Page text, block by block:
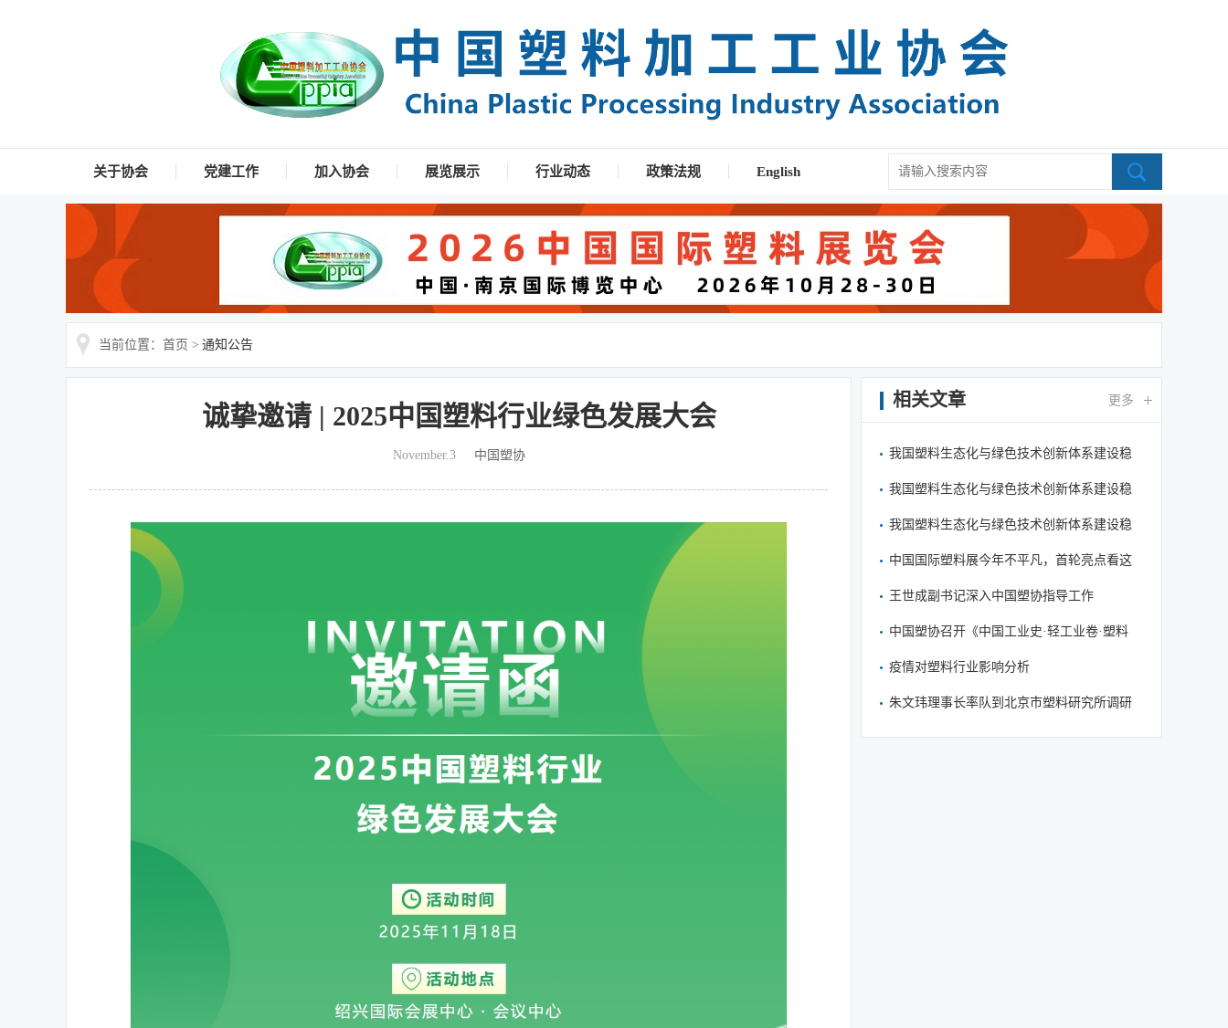
关于协会 党建工作 加入协会 展览展示 行业动态 政策法规 English
当前位置：首页 > 通知公告
诚挚邀请 | 2025中国塑料行业绿色发展大会
November.3 中国塑协
相关文章 更多
我国塑料生态化与绿色技术创新体系建设稳
我国塑料生态化与绿色技术创新体系建设稳
我国塑料生态化与绿色技术创新体系建设稳
中国国际塑料展今年不平凡，首轮亮点看这
王世成副书记深入中国塑协指导工作
中国塑协召开《中国工业史·轻工业卷·塑料
疫情对塑料行业影响分析
朱文玮理事长率队到北京市塑料研究所调研